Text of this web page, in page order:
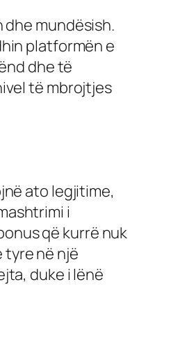
mundësish.
platformën e
dhe të
të mbrojtjes
ato legjitime,
i
që kurrë nuk
në një
duke i lënë